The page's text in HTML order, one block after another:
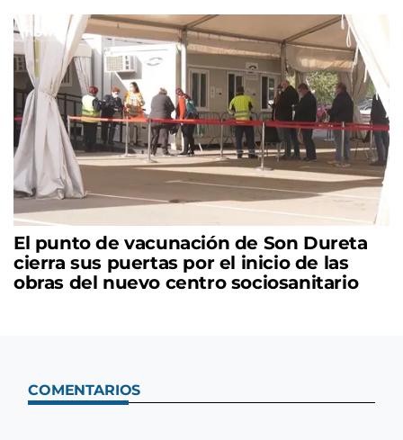
El punto de vacunación de Son Dureta
cierra sus puertas por el inicio de las
obras del nuevo centro sociosanitario
COMENTARIOS